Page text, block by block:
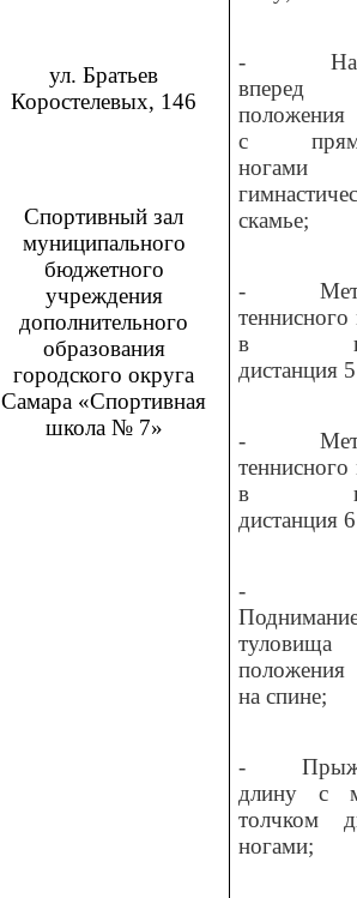
ул. Братьев
Коростелевых, 146
Спортивный зал
муниципального
бюджетного
учреждения
дополнительного
образования
городского округа
Самара «Спортивная
школа № 7»
-
положения
с
скамье;
-
теннисного
в
дистанция
-
теннисного
в
дистанция
-
положения
на спине;
-
длину с
толчком
ногами;